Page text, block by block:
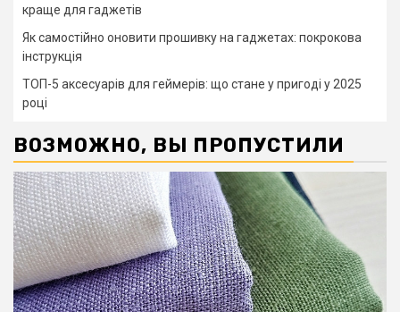
краще для гаджетів
Як самостійно оновити прошивку на гаджетах: покрокова
інструкція
ТОП-5 аксесуарів для геймерів: що стане у пригоді у 2025
році
ВОЗМОЖНО, ВЫ ПРОПУСТИЛИ